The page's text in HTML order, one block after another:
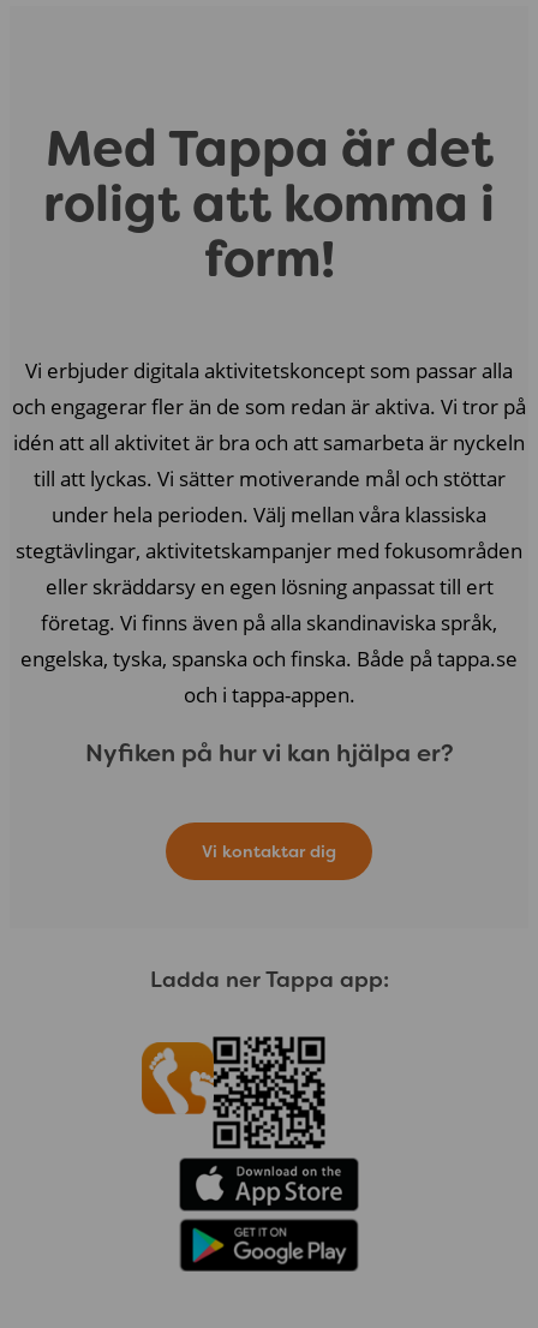
Med Tappa är det
roligt att komma i
form!
Vi erbjuder digitala aktivitetskoncept som passar alla
och engagerar fler än de som redan är aktiva. Vi tror på
idén att all aktivitet är bra och att samarbeta är nyckeln
till att lyckas. Vi sätter motiverande mål och stöttar
under hela perioden. Välj mellan våra klassiska
stegtävlingar, aktivitetskampanjer med fokusområden
eller skräddarsy en egen lösning anpassat till ert
företag. Vi finns även på alla skandinaviska språk,
engelska, tyska, spanska och finska. Både på tappa.se
och i tappa-appen.
Nyfiken på hur vi kan hjälpa er?
Vi kontaktar dig
Ladda ner Tappa app: